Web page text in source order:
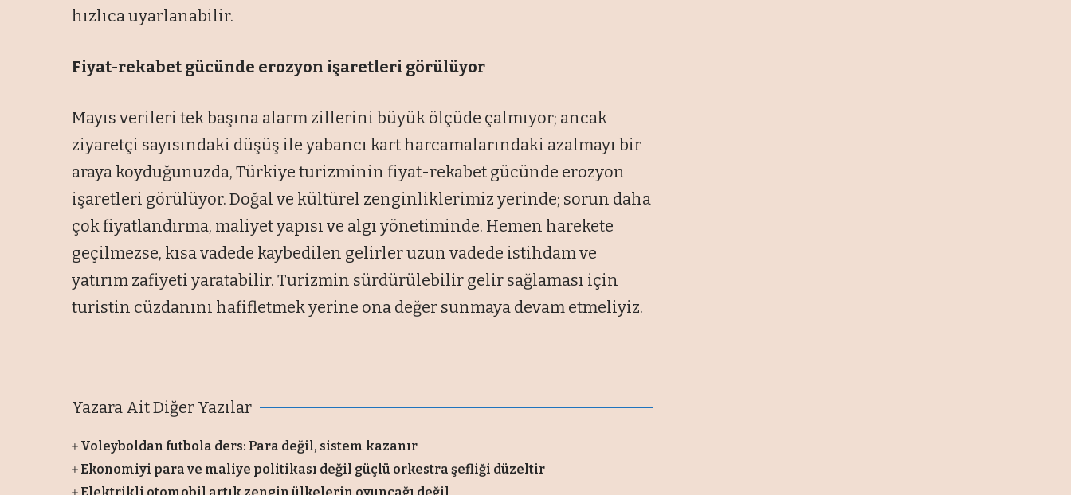
hızlıca uyarlanabilir.
Fiyat-rekabet gücünde erozyon işaretleri görülüyor
Mayıs verileri tek başına alarm zillerini büyük ölçüde çalmıyor; ancak
ziyaretçi sayısındaki düşüş ile yabancı kart harcamalarındaki azalmayı bir
araya koyduğunuzda, Türkiye turizminin fiyat-rekabet gücünde erozyon
işaretleri görülüyor. Doğal ve kültürel zenginliklerimiz yerinde; sorun daha
çok fiyatlandırma, maliyet yapısı ve algı yönetiminde. Hemen harekete
geçilmezse, kısa vadede kaybedilen gelirler uzun vadede istihdam ve
yatırım zafiyeti yaratabilir. Turizmin sürdürülebilir gelir sağlaması için
turistin cüzdanını hafifletmek yerine ona değer sunmaya devam etmeliyiz.
Yazara Ait Diğer Yazılar
Voleyboldan futbola ders: Para değil, sistem kazanır
Ekonomiyi para ve maliye politikası değil güçlü orkestra şefliği düzeltir